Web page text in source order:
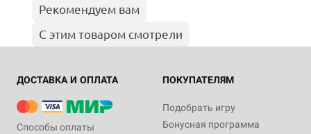
Рекомендуем вам
С этим товаром смотрели
ДОСТАВКА И ОПЛАТА
Способы оплаты
ПОКУПАТЕЛЯМ
Подобрать игру
Бонусная программа